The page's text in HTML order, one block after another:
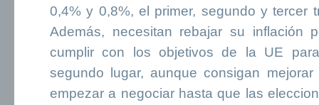
0,4% y 0,8%, el primer, segundo y tercer
Además, necesitan rebajar su inflación
cumplir con los objetivos de la UE
segundo lugar, aunque consigan
empezar a negociar hasta que las